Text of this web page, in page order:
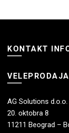
KONTAKT
VELEPRODAJA
AG Solutions d.o.o.
20. oktobra 8
11211 Beograd –